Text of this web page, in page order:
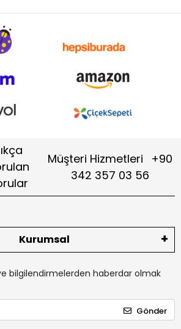
Müşteri Hizmetleri
+90
342 357 03 56
Kurumsal
bilgilendirmelerden haberdar olmak
Gönder